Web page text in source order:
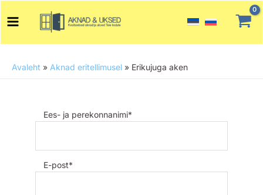
Menu
Avaleht » Aknad eritellimusel » Erikujuga aken
Ees- ja perekonnanimi*
E-post*